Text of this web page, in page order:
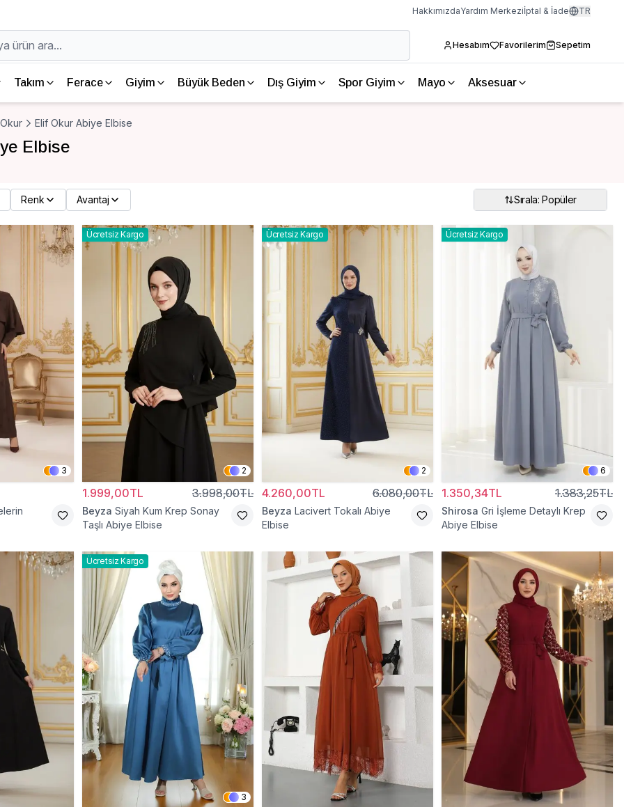
HakkımızdaYardım Merkeziİptal & İade TR
Hesabım Favorilerim Sepetim
Takım Ferace Giyim Büyük Beden Dış Giyim Spor Giyim Mayo Aksesuar
Elif Okur Abiye Elbise
Elbise
Renk Avantaj Sırala: Popüler
3
Ücretsiz Kargo
2
1.999,00TL 3.998,00TL
Beyza Siyah Kum Krep Sonay
Taşlı Abiye Elbise
Ücretsiz Kargo
2
4.260,00TL 6.080,00TL
Beyza Lacivert Tokalı Abiye
Elbise
Ücretsiz Kargo
6
1.350,34TL 1.383,25TL
Shirosa Gri İşleme Detaylı Krep
Abiye Elbise
Ücretsiz Kargo
3